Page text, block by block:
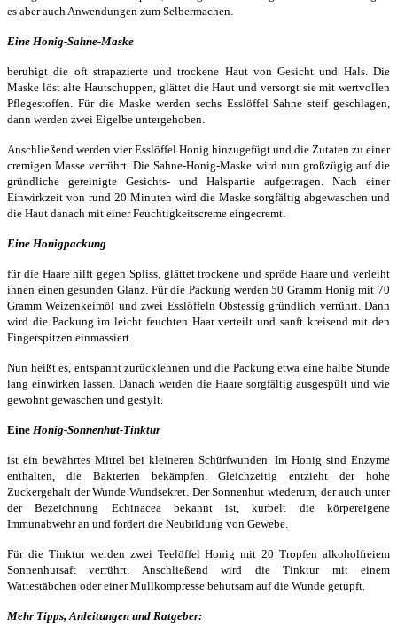
es aber auch Anwendungen zum Selbermachen.
Eine Honig-Sahne-Maske
beruhigt die oft strapazierte und trockene Haut von Gesicht und Hals. Die
Maske löst alte Hautschuppen, glättet die Haut und versorgt sie mit wertvollen
Pflegestoffen. Für die Maske werden sechs Esslöffel Sahne steif geschlagen,
dann werden zwei Eigelbe untergehoben.
Anschließend werden vier Esslöffel Honig hinzugefügt und die Zutaten zu einer
cremigen Masse verrührt. Die Sahne-Honig-Maske wird nun großzügig auf die
gründliche gereinigte Gesichts- und Halspartie aufgetragen. Nach einer
Einwirkzeit von rund 20 Minuten wird die Maske sorgfältig abgewaschen und
die Haut danach mit einer Feuchtigkeitscreme eingecremt.
Eine Honigpackung
für die Haare hilft gegen Spliss, glättet trockene und spröde Haare und verleiht
ihnen einen gesunden Glanz. Für die Packung werden 50 Gramm Honig mit 70
Gramm Weizenkeimöl und zwei Esslöffeln Obstessig gründlich verrührt. Dann
wird die Packung im leicht feuchten Haar verteilt und sanft kreisend mit den
Fingerspitzen einmassiert.
Nun heißt es, entspannt zurücklehnen und die Packung etwa eine halbe Stunde
lang einwirken lassen. Danach werden die Haare sorgfältig ausgespült und wie
gewohnt gewaschen und gestylt.
Eine Honig-Sonnenhut-Tinktur
ist ein bewährtes Mittel bei kleineren Schürfwunden. Im Honig sind Enzyme
enthalten, die Bakterien bekämpfen. Gleichzeitig entzieht der hohe
Zuckergehalt der Wunde Wundsekret. Der Sonnenhut wiederum, der auch unter
der Bezeichnung Echinacea bekannt ist, kurbelt die körpereigene
Immunabwehr an und fördert die Neubildung von Gewebe.
Für die Tinktur werden zwei Teelöffel Honig mit 20 Tropfen alkoholfreiem
Sonnenhutsaft verrührt. Anschließend wird die Tinktur mit einem
Wattestäbchen oder einer Mullkompresse behutsam auf die Wunde getupft.
Mehr Tipps, Anleitungen und Ratgeber: